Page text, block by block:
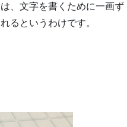
、文字を書くために一画ず
るというわけです。